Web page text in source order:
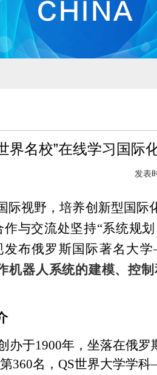
界名校”在线学习国际
发表
际视野，培养创新型国际
作与交流处坚持“系统规
发布俄罗斯国际著名大
机器人系统的建模、控
办于1900年，坐落在俄罗
360名， QS世界大学学科